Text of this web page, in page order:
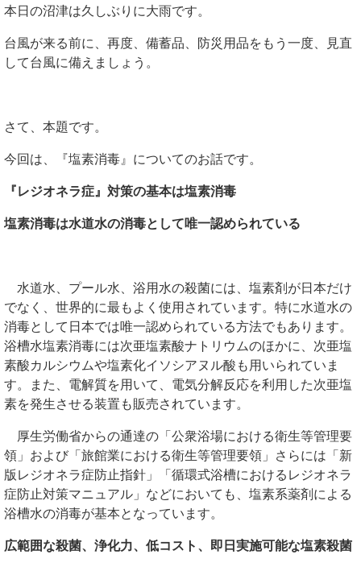
本日の沼津は久しぶりに大雨です。
台風が来る前に、再度、備蓄品、防災用品をもう一度、見直
して台風に備えましょう。
さて、本題です。
今回は、『塩素消毒』についてのお話です。
『レジオネラ症』対策の基本は塩素消毒
塩素消毒は水道水の消毒として唯一認められている
水道水、プール水、浴用水の殺菌には、塩素剤が日本だけ
でなく、世界的に最もよく使用されています。特に水道水の
消毒として日本では唯一認められている方法でもあります。
浴槽水塩素消毒には次亜塩素酸ナトリウムのほかに、次亜塩
素酸カルシウムや塩素化イソシアヌル酸も用いられていま
す。また、電解質を用いて、電気分解反応を利用した次亜塩
素を発生させる装置も販売されています。
厚生労働省からの通達の「公衆浴場における衛生等管理要
領」および「旅館業における衛生等管理要領」さらには「新
版レジオネラ症防止指針」「循環式浴槽におけるレジオネラ
症防止対策マニュアル」などにおいても、塩素系薬剤による
浴槽水の消毒が基本となっています。
広範囲な殺菌、浄化力、低コスト、即日実施可能な塩素殺菌